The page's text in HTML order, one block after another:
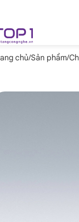
chủ/Sản phẩm/